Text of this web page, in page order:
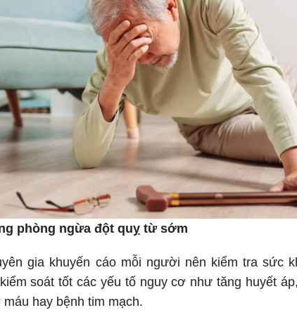
phòng ngừa đột quỵ từ sớm
gia khuyến cáo mỗi người nên kiểm tra sức
soát tốt các yếu tố nguy cơ như tăng huyết
máu hay bệnh tim mạch.